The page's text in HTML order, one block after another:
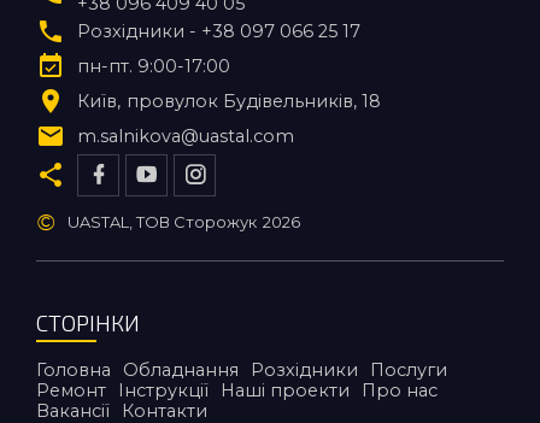
Розхідники - +38 097 066 25 17
пн-пт. 9:00-17:00
Київ
провулок Будівельників, 18
m.salnikova@uastal.com
© UASTAL, ТОВ Сторожук 2026
СТОРІНКИ
Головна Обладнання Розхідники
Послуги
Ремонт
Інструкції Наші проекти
Про нас
Вакансії
Контакти